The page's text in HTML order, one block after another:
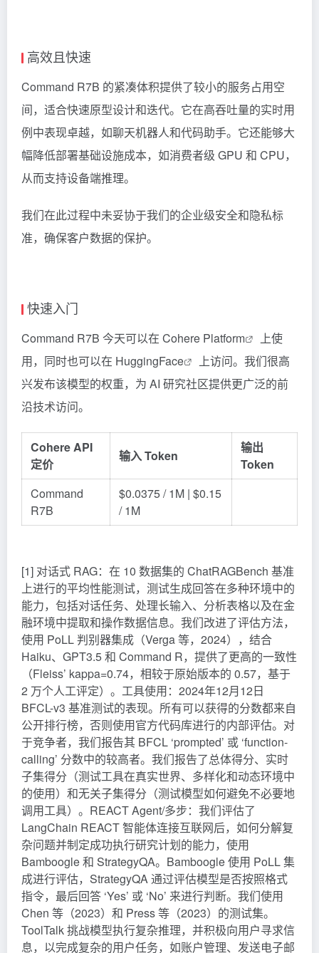
高效且快速
Command R7B 的紧凑体积提供了较小的服务占用空
间，适合快速原型设计和迭代。它在高吞吐量的实时用
例中表现卓越，如聊天机器人和代码助手。它还能够大
幅降低部署基础设施成本，如消费者级 GPU 和 CPU，
从而支持设备端推理。
我们在此过程中未妥协于我们的企业级安全和隐私标
准，确保客户数据的保护。
快速入门
Command R7B 今天可以在 Cohere Platform
上使
用，同时也可以在 HuggingFace
上访问。我们很高
兴发布该模型的权重，为 AI 研究社区提供更广泛的前
沿技术访问。
CohereAPI
定价
输入Token
输出
Token
Command
R7B
$0.0375 / 1M | $0.15
/ 1M
[1] 对话式 RAG：在 10 数据集的 ChatRAGBench 基准
上进行的平均性能测试，测试生成回答在多种环境中的
能力，包括对话任务、处理长输入、分析表格以及在金
融环境中提取和操作数据信息。我们改进了评估方法，
使用 PoLL 判别器集成（Verga 等，2024），结合
Haiku、GPT3.5 和 Command R，提供了更高的一致性
（Fleiss’ kappa=0.74，相较于原始版本的 0.57，基于
2 万个人工评定）。工具使用：2024年12月12日
BFCL-v3 基准测试的表现。所有可以获得的分数都来自
公开排行榜，否则使用官方代码库进行的内部评估。对
于竞争者，我们报告其 BFCL ‘prompted’ 或 ‘function-
calling’ 分数中的较高者。我们报告了总体得分、实时
子集得分（测试工具在真实世界、多样化和动态环境中
的使用）和无关子集得分（测试模型如何避免不必要地
调用工具）。REACT Agent/多步：我们评估了
LangChain REACT智能体连接互联网后，如何分解复
杂问题并制定成功执行研究计划的能力，使用
Bamboogle 和 StrategyQA。Bamboogle 使用 PoLL 集
成进行评估，StrategyQA 通过评估模型是否按照格式
指令，最后回答 ‘Yes’ 或 ‘No’ 来进行判断。我们使用
Chen 等（2023）和 Press 等（2023）的测试集。
ToolTalk 挑战模型执行复杂推理，并积极向用户寻求信
息，以完成复杂的用户任务，如账户管理、发送电子邮